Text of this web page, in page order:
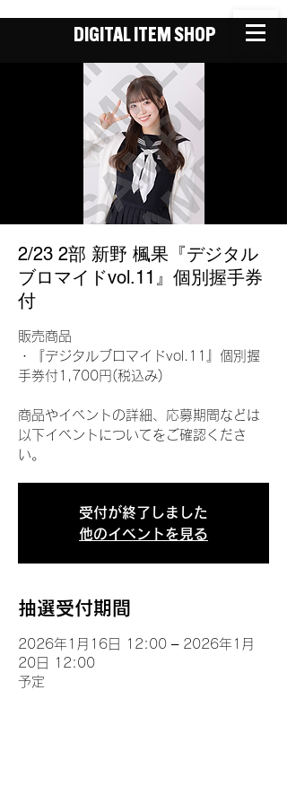
DIGITAL ITEM SHOP
2/23 2部 新野 楓果『デジタル
ブロマイドvol.11』個別握手券
付
販売商品
・『デジタルブロマイドvol.11』個別握
手券付1,700円(税込み)
商品やイベントの詳細、応募期間などは
以下イベントについてをご確認くださ
い。
受付が終了しました
他のイベントを見る
抽選受付期間
2026年1月16日 12:00 – 2026年1月
20日 12:00
予定